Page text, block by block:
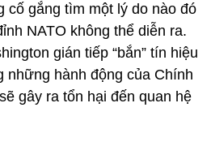
cố gắng tìm một lý do nào đó
NATO không thể diễn ra.
gián tiếp “bắn” tín hiệu
những hành động của Chính
gây ra tổn hại đến quan hệ